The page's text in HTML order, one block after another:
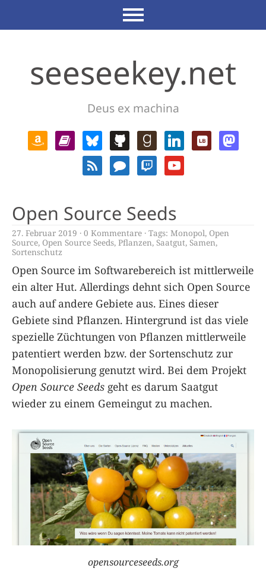
seeseekey.net
Deus ex machina
Open Source Seeds
27. Februar 2019 0 Kommentare Tags: Monopol, Open
Source, Open Source Seeds, Pflanzen, Saatgut, Samen,
Sortenschutz
Open Source im Softwarebereich ist mittlerweile
ein alter Hut. Allerdings dehnt sich Open Source
auch auf andere Gebiete aus. Eines dieser
Gebiete sind Pflanzen. Hintergrund ist das viele
spezielle Züchtungen von Pflanzen mittlerweile
patentiert werden bzw. der Sortenschutz zur
Monopolisierung genutzt wird. Bei dem Projekt
Open Source Seeds geht es darum Saatgut
wieder zu einem Gemeingut zu machen.
opensourceseeds.org